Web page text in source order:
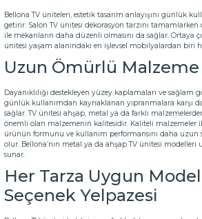
Bellona TV üniteleri, estetik tasarım anlayışını günlük
getirir. Salon TV ünitesi dekorasyon tarzını tamamlarken
ile mekanların daha düzenli olmasını da sağlar. Ortaya
ünitesi yaşam alanındaki en işlevsel mobilyalardan biri
Uzun Ömürlü
Dayanıklılığı destekleyen yüzey kaplamaları ve sağlam
günlük kullanımdan kaynaklanan yıpranmalara karşı
sağlar. TV ünitesi ahşap, metal ya da farklı
önemli olan malzemenin kalitesidir. Kaliteli malzemeler
ürünün formunu ve kullanım performansını daha uzun
olur. Bellona’nın metal ya da ahşap TV ünitesi
sunar.
Her Tarza Uygun
Seçenek Yelpazesi